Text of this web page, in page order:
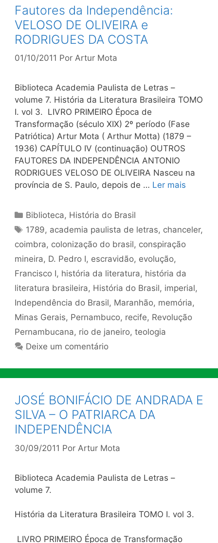
Fautores da Independência:
VELOSO DE OLIVEIRA e
RODRIGUES DA COSTA
01/10/2011 Por Artur Mota
Biblioteca Academia Paulista de Letras –
volume 7. História da Literatura Brasileira TOMO
I. vol 3. LIVRO PRIMEIRO Época de
Transformação (século XIX) 2º período (Fase
Patriótica) Artur Mota ( Arthur Motta) (1879 –
1936) CAPÍTULO IV (continuação) OUTROS
FAUTORES DA INDEPENDÊNCIA ANTONIO
RODRIGUES VELOSO DE OLIVEIRA Nasceu na
província de S. Paulo, depois de … Ler mais
Categorias
Biblioteca, História do Brasil
Tags
1789, academia paulista de letras, chanceler,
coimbra, colonização do brasil, conspiração
mineira, D. Pedro I, escravidão, evolução,
Francisco I, história da literatura, história da
literatura brasileira, História do Brasil, imperial,
Independência do Brasil, Maranhão, memória,
Minas Gerais, Pernambuco, recife, Revolução
Pernambucana, rio de janeiro, teologia
Deixe um comentário
JOSÉ BONIFÁCIO DE ANDRADA E
SILVA – O PATRIARCA DA
INDEPENDÊNCIA
30/09/2011 Por Artur Mota
Biblioteca Academia Paulista de Letras –
volume 7.
História da Literatura Brasileira TOMO I. vol 3.
LIVRO PRIMEIRO Época de Transformação